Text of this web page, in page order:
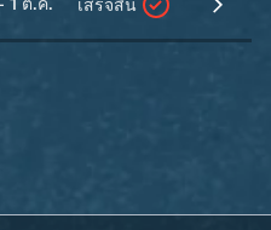
1 ต.ค. เสร็จสิ้น